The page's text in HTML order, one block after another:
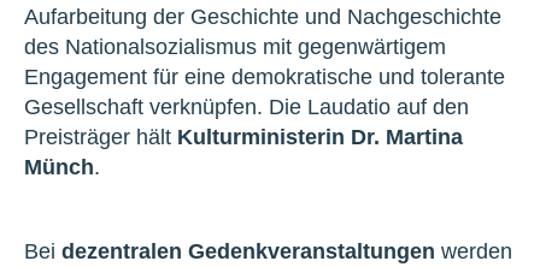
Aufarbeitung der Geschichte und Nachgeschichte
des Nationalsozialismus mit gegenwärtigem
Engagement für eine demokratische und tolerante
Gesellschaft verknüpfen. Die Laudatio auf den
Preisträger hält Kulturministerin Dr. Martina
Münch.
Bei dezentralen Gedenkveranstaltungen werden